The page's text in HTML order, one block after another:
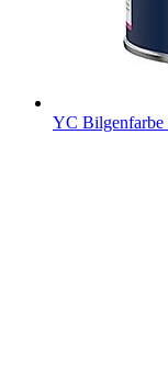
YC Bilgenfarbe